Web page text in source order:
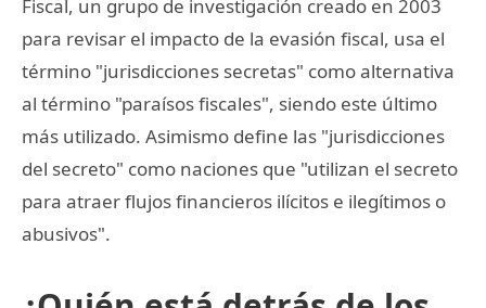
Fiscal, un grupo de investigación creado en 2003
para revisar el impacto de la evasión fiscal, usa el
término "jurisdicciones secretas" como alternativa
al término "paraísos fiscales", siendo este último
más utilizado. Asimismo define las "jurisdicciones
del secreto" como naciones que "utilizan el secreto
para atraer flujos financieros ilícitos e ilegítimos o
abusivos".